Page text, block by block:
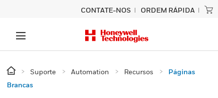
CONTATE-NOS ORDEM RÁPIDA
Suporte Automation Recursos
Páginas
Brancas